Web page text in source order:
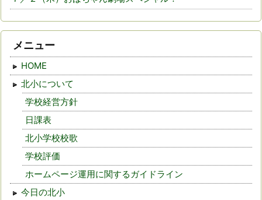
メニュー
HOME
北小について
学校経営方針
日課表
北小学校校歌
学校評価
ホームページ運用に関するガイドライン
今日の北小